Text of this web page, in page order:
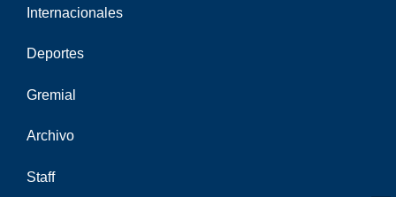
Internacionales
Deportes
Gremial
Archivo
Staff